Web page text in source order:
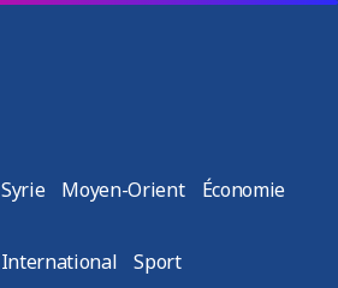
Syrie Moyen-Orient Économie
International Sport